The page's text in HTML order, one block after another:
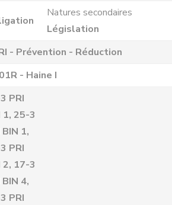
Natures secondaires
Législation
- Prévention - Réduction
- Haine I
PRI
1, 25-3
BIN 1,
PRI
2, 17-3
BIN 4,
PRI